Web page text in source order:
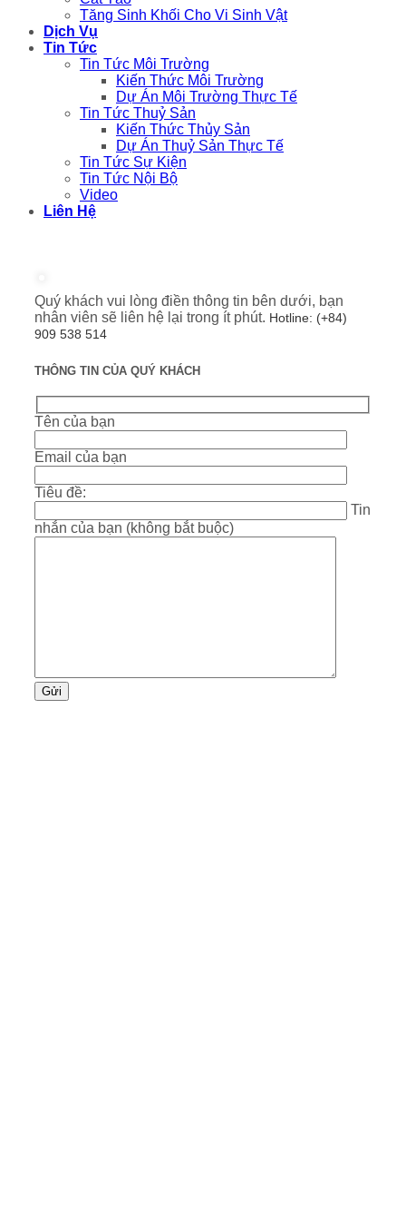
Tăng Sinh Khối Cho Vi Sinh Vật
Dịch Vụ
Tin Tức
Tin Tức Môi Trường
Kiến Thức Môi Trường
Dự Án Môi Trường Thực Tế
Tin Tức Thuỷ Sản
Kiến Thức Thủy Sản
Dự Án Thuỷ Sản Thực Tế
Tin Tức Sự Kiện
Tin Tức Nội Bộ
Video
Liên Hệ
Quý khách vui lòng điền thông tin bên dưới, bạn
nhân viên sẽ liên hệ lại trong ít phút. Hotline: (+84)
909 538 514
THÔNG TIN CỦA QUÝ KHÁCH
Tên của bạn
Email của bạn
Tiêu đề:
Tin
nhắn của bạn (không bắt buộc)